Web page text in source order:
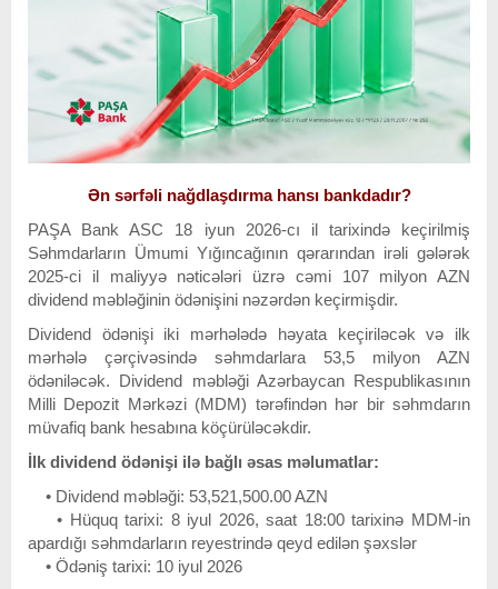
Ən sərfəli nağdlaşdırma hansı bankdadır?
PAŞA Bank ASC 18 iyun 2026-cı il tarixində keçirilmiş
Səhmdarların Ümumi Yığıncağının qərarından irəli gələrək
2025-ci il maliyyə nəticələri üzrə cəmi 107 milyon AZN
dividend məbləğinin ödənişini nəzərdən keçirmişdir.
Dividend ödənişi iki mərhələdə həyata keçiriləcək və ilk
mərhələ çərçivəsində səhmdarlara 53,5 milyon AZN
ödəniləcək. Dividend məbləği Azərbaycan Respublikasının
Milli Depozit Mərkəzi (MDM) tərəfindən hər bir səhmdarın
müvafiq bank hesabına köçürüləcəkdir.
İlk dividend ödənişi ilə bağlı əsas məlumatlar:
• Dividend məbləği: 53,521,500.00 AZN
• Hüquq tarixi: 8 iyul 2026, saat 18:00 tarixinə MDM-in
apardığı səhmdarların reyestrində qeyd edilən şəxslər
• Ödəniş tarixi: 10 iyul 2026